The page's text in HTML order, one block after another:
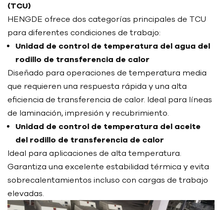
(TCU)
HENGDE ofrece dos categorías principales de TCU
para diferentes condiciones de trabajo:
Unidad de control de temperatura del agua del
rodillo de transferencia de calor
Diseñado para operaciones de temperatura media
que requieren una respuesta rápida y una alta
eficiencia de transferencia de calor. Ideal para líneas
de laminación, impresión y recubrimiento.
Unidad de control de temperatura del aceite
del rodillo de transferencia de calor
Ideal para aplicaciones de alta temperatura.
Garantiza una excelente estabilidad térmica y evita
sobrecalentamientos incluso con cargas de trabajo
elevadas.